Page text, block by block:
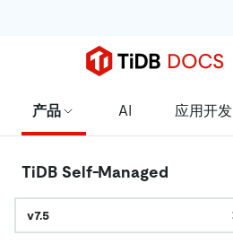
产品 AI 应用开发
TiDB Self-Managed
v7.5